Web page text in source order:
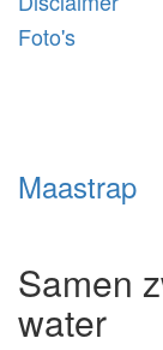
Foto's
Maastrap
Samen
water